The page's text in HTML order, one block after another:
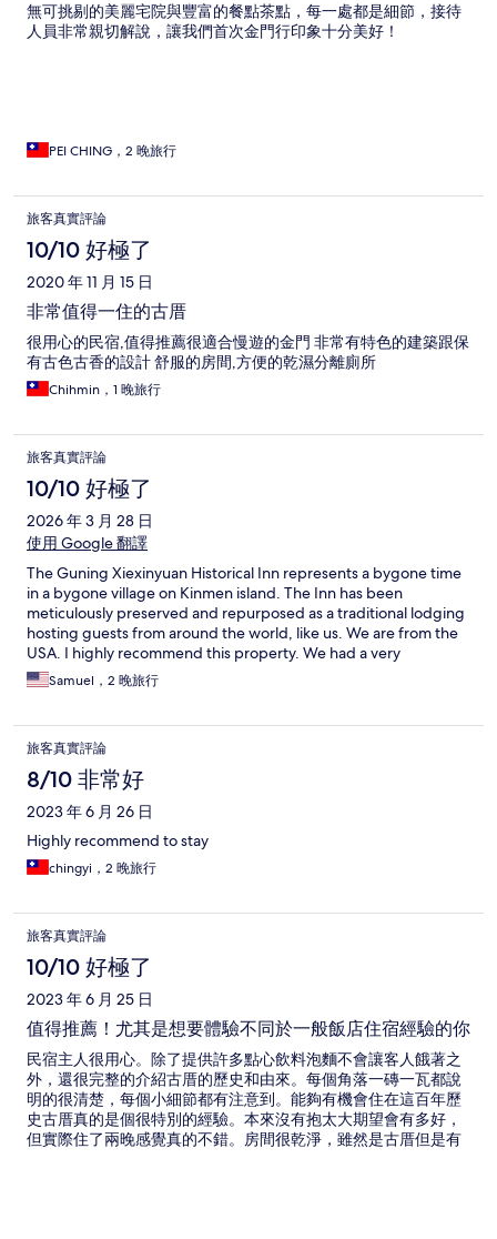
無可挑剔的美麗宅院與豐富的餐點茶點，每一處都是細節，接待
人員非常親切解說，讓我們首次金門行印象十分美好！
PEI CHING，2 晚旅行
旅客真實評論
10/10 好極了
2020 年 11 月 15 日
非常值得一住的古厝
很用心的民宿,值得推薦很適合慢遊的金門 非常有特色的建築跟保
有古色古香的設計 舒服的房間,方便的乾濕分離廁所
Chihmin，1 晚旅行
旅客真實評論
10/10 好極了
2026 年 3 月 28 日
使用 Google 翻譯
The Guning Xiexinyuan Historical Inn represents a bygone time
in a bygone village on Kinmen island. The Inn has been
meticulously preserved and repurposed as a traditional lodging
hosting guests from around the world, like us. We are from the
USA. I highly recommend this property. We had a very
enjoyable experience. Staff is superb. When we return to
Kinmen, we will stay at the Guning Xiexinyuan Historical Inn
Samuel，2 晚旅行
旅客真實評論
8/10 非常好
2023 年 6 月 26 日
Highly recommend to stay
chingyi，2 晚旅行
旅客真實評論
10/10 好極了
2023 年 6 月 25 日
值得推薦！尤其是想要體驗不同於一般飯店住宿經驗的你
民宿主人很用心。除了提供許多點心飲料泡麵不會讓客人餓著之
外，還很完整的介紹古厝的歷史和由來。每個角落一磚一瓦都說
明的很清楚，每個小細節都有注意到。能夠有機會住在這百年歷
史古厝真的是個很特別的經驗。本來沒有抱太大期望會有多好，
但實際住了兩晚感覺真的不錯。房間很乾淨，雖然是古厝但是有